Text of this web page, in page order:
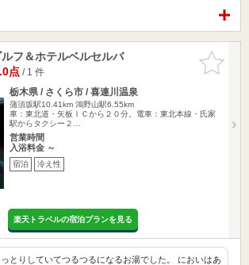
お気に入
りに追加
フ＆ホテルベルセルバ
点/ 1 件
栃木県 / さくら市 / 喜連川温泉
蒲須坂駅10.41km 鴻野山駅6.55km
車：東北道・矢板ＩＣから２０分。電車：東北本線・氏家
駅からタクシー２…
営業時間
入浴料金 ～
宿泊 冷え性
楽天トラベルの宿泊プランを見る
とりしていてつるつるになるお湯でした。 においはあ